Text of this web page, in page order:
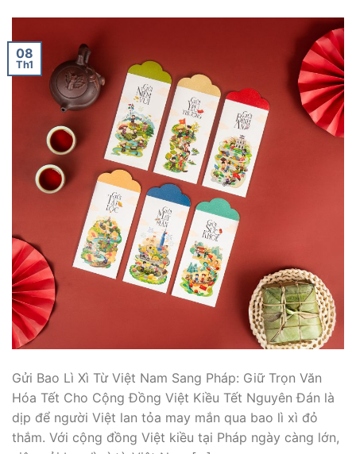
08
Th1
Gửi Bao Lì Xì Từ Việt Nam Sang Pháp: Giữ Trọn Văn
Hóa Tết Cho Cộng Đồng Việt Kiều Tết Nguyên Đán là
dịp để người Việt lan tỏa may mắn qua bao lì xì đỏ
thắm. Với cộng đồng Việt kiều tại Pháp ngày càng lớn,